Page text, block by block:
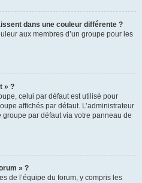
dans une couleur différente ?
aux membres d’un groupe pour les
» ?
celui par défaut est utilisé pour
affichés par défaut. L’administrateur
par défaut via votre panneau de
» ?
de l’équipe du forum, y compris les